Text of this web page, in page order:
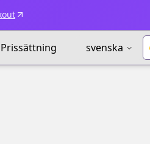
Prissättning svenska